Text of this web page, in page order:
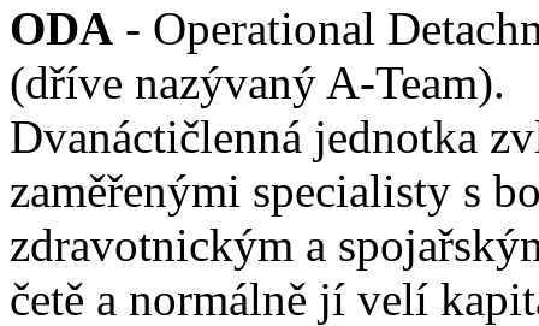
ODA - Operational
(dříve nazývaný A-Team).
Dvanáctičlenná jednotka
zaměřenými specialisty s
zdravotnickým a
četě a normálně jí velí